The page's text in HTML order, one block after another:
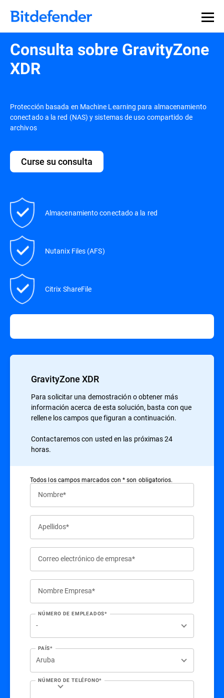
Consulta sobre GravityZone
XDR
Protección basada en Machine Learning para almacenamiento
conectado a la red (NAS) y sistemas de uso compartido de
archivos
Curse su consulta
Almacenamiento conectado a la red
Nutanix Files (AFS)
Citrix ShareFile
GravityZone XDR
Para solicitar una demostración o obtener más
información acerca de esta solución, basta con que
rellene los campos que figuran a continuación.
Contactaremos con usted en las próximas 24
horas.
Todos los campos marcados con * son obligatorios.
Nombre*
Apellidos*
Correo electrónico de empresa*
Nombre Empresa*
NÚMERO DE EMPLEADOS*
PAÍS*
NÚMERO DE TELÉFONO*